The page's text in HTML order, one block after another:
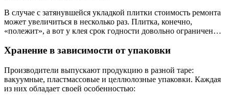
В случае с затянувшейся укладкой плитки стоимость ремонта
может увеличиться в несколько раз. Плитка, конечно,
«полежит», а вот у клея срок годности довольно ограничен…
Хранение в зависимости от упаковки
Производители выпускают продукцию в разной таре:
вакуумные, пластмассовые и целлюлозные упаковки. Каждая
из них обладает своей особенностью: